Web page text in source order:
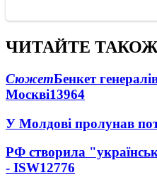
ЧИТАЙТЕ ТАКОЖ
СюжетБенкет
Москві13964
У Молдові пролунав
РФ створила
- ISW12776